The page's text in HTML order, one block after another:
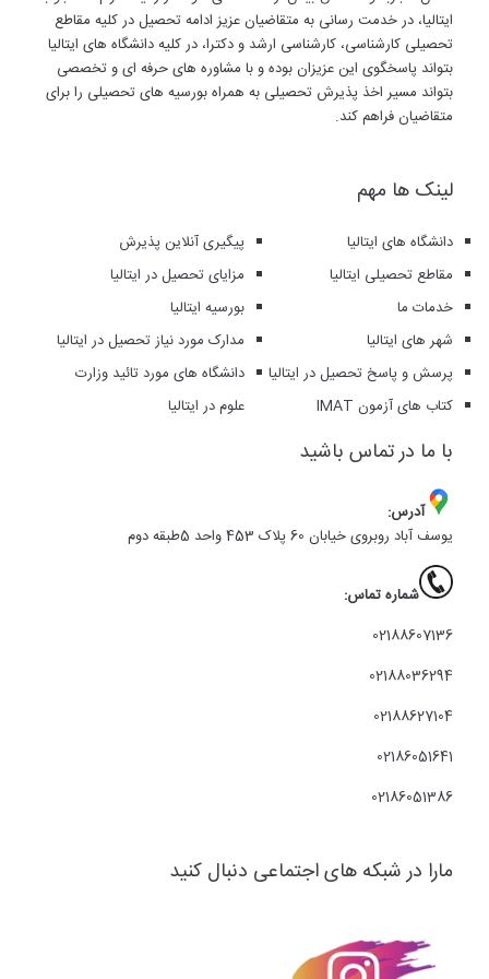
ایتالیا، در خدمت رسانی به متقاضیان عزیز ادامه تحصیل در کلیه مقاطع
تحصیلی کارشناسی، کارشناسی ارشد و دکترا، در کلیه دانشگاه های ایتالیا
بتواند پاسخگوی این عزیزان بوده و با مشاوره های حرفه ای و تخصصی
بتواند مسیر اخذ پذیرش تحصیلی به همراه بورسیه های تحصیلی را برای
متقاضیان فراهم کند.
لینک ها مهم
پیگیری آنلاین پذیرش
مزایای تحصیل در ایتالیا
بورسیه ایتالیا
مدارک مورد نیاز تحصیل در ایتالیا
دانشگاه های مورد تائید وزارت
علوم در ایتالیا
دانشگاه های ایتالیا
مقاطع تحصیلی ایتالیا
خدمات ما
شهر های ایتالیا
پرسش و پاسخ تحصیل در ایتالیا
کتاب های آزمون IMAT
با ما در تماس باشید
آدرس:
یوسف آباد روبروی خیابان 60 پلاک 453 واحد 5طبقه دوم
شماره تماس:
02188607136
02188036294
02188627104
02186051641
02186051386
مارا در شبکه های اجتماعی دنبال کنید